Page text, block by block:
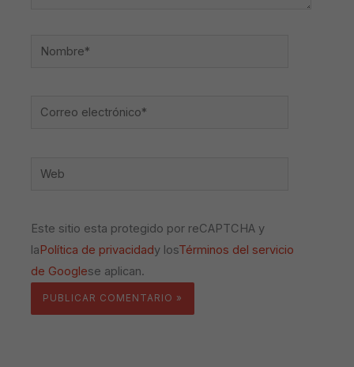
Nombre*
Correo
Web
Este sitio esta protegido por reCAPTCHA y
laPolítica de privacidady losTérminos del servicio
de Googlese aplican.